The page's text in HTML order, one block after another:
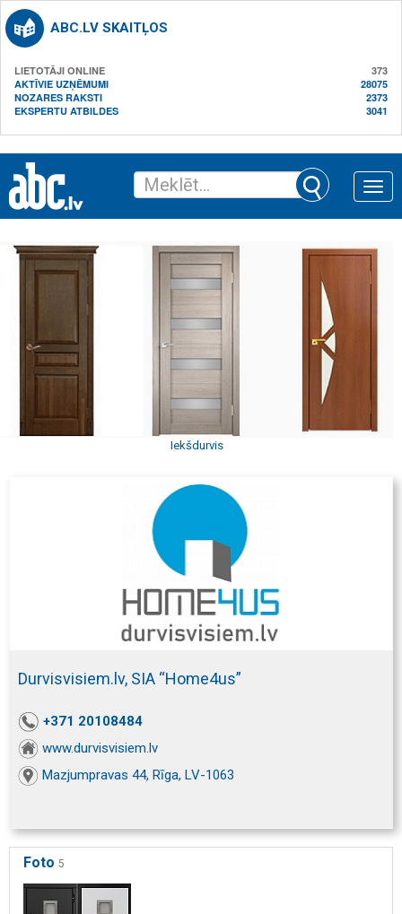
ABC.LV SKAITĻOS
LIETOTĀJI ONLINE
373
AKTĪVIE UZŅĒMUMI
28075
NOZARES RAKSTI
2373
EKSPERTU ATBILDES
3041
Toggle
Iekšdurvis
Durvisvisiem.lv, SIA “Home4us”
+371 20108484
www.durvisvisiem.lv
Mazjumpravas 44, Rīga, LV-1063
Foto 5